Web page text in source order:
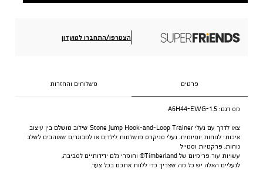
הצטרפו/התחברו למועדון
פרטים משלוחים והחזרות
מס דגם: A6H44-EWG-1.5
צאו לדרך עם נעלי Stone Jump Hook-and-Loop Trainer שילוב מושלם בין עיצוב
איכותי לנוחות יומיומית. נעלי סניקרס מושלמות לילדים או למבוגרים שאוהבים לשלב
נוחות, פרקטיות וסטייל
עשויות עור פרימיום של Timberland® וחומרי גלם ידידותיים לסביבה,
לנעליים האלה יש כל מה שצריך כדי ללוות אתכם בכל צעד.